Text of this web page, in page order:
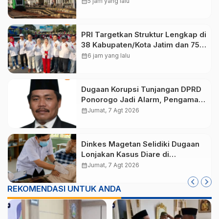
PRI Targetkan Struktur Lengkap di
38 Kabupaten/Kota Jatim dan 75
Kursi DPR RI pada Pemilu 2029
calendar_month6 jam yang lalu
Dugaan Korupsi Tunjangan DPRD
Ponorogo Jadi Alarm, Pengamat
Minta Magetan Perkuat Tata
calendar_monthJumat, 7 Agt 2026
Dinkes Magetan Selidiki Dugaan
Lonjakan Kasus Diare di
Lembeyan, Lakukan Penyelidikan
calendar_monthJumat, 7 Agt 2026
REKOMENDASI UNTUK ANDA